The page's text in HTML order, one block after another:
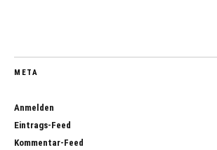
META
Anmelden
Eintrags-Feed
Kommentar-Feed